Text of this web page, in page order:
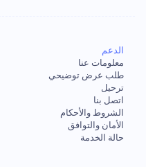
الدعم
معلومات عنا
طلب عرض توضيحي
ترحيل
اتصل بنا
الشروط والأحكام
الأمان والتوافق
حالة الخدمة